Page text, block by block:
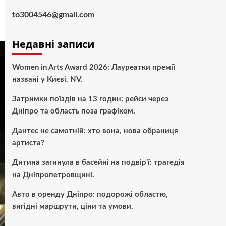
to3004546@gmail.com
Недавні записи
Women in Arts Award 2026: Лауреатки премії
названі у Києві. NV.
Затримки поїздів на 13 годин: рейси через
Дніпро та область поза графіком.
Дантес не самотній: хто вона, нова обраниця
артиста?
Дитина загинула в басейні на подвір’ї: трагедія
на Дніпропетровщині.
Авто в оренду Дніпро: подорожі областю,
вигідні маршрути, ціни та умови.